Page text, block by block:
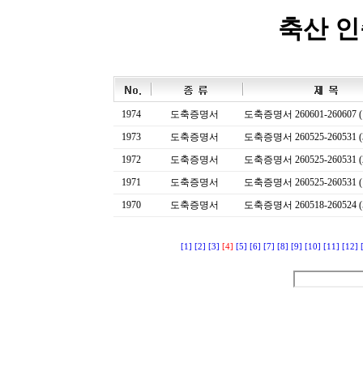
축산
1974 도축증명서
도축증명서 260601-260607
1973
도축증명서
도축증명서 260525-260531
1972
도축증명서
도축증명서 260525-260531
1971
도축증명서
도축증명서 260525-260531
1970
도축증명서 도축증명서 260518-260524
[1] [2] [3] [4] [5] [6] [7] [8] [9] [10] [11] [12]